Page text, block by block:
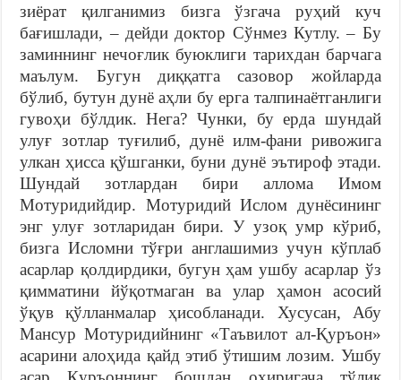
зиёрат қилганимиз бизга ўзгача руҳий куч
бағишлади, – дейди доктор Сўнмез Кутлу. – Бу
заминнинг нечоғлик буюклиги тарихдан барчага
маълум. Бугун диққатга сазовор жойларда
бўлиб, бутун дунё аҳли бу ерга талпинаётганлиги
гувоҳи бўлдик. Нега? Чунки, бу ерда шундай
улуғ зотлар туғилиб, дунё илм-фани ривожига
улкан ҳисса қўшганки, буни дунё эътироф этади.
Шундай зотлардан бири аллома Имом
Мотуридийдир. Мотуридий Ислом дунёсининг
энг улуғ зотларидан бири. У узоқ умр кўриб,
бизга Исломни тўғри англашимиз учун кўплаб
асарлар қолдирдики, бугун ҳам ушбу асарлар ўз
қимматини йўқотмаган ва улар ҳамон асосий
ўқув қўлланмалар ҳисобланади. Хусусан, Абу
Мансур Мотуридийнинг «Таъвилот ал-Қуръон»
асарини алоҳида қайд этиб ўтишим лозим. Ушбу